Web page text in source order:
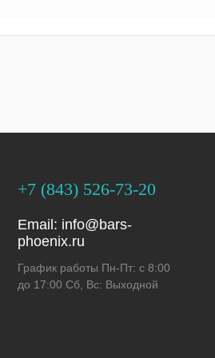
+7 (843) 526-73-20
Email: info@bars-
phoenix.ru
График работы Пн-Пт: с 8:00
до 17:00 Сб, Вс: Выходной